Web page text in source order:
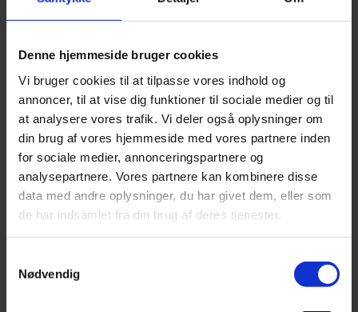
Denne hjemmeside bruger cookies
Vi bruger cookies til at tilpasse vores indhold og
annoncer, til at vise dig funktioner til sociale medier og til
at analysere vores trafik. Vi deler også oplysninger om
din brug af vores hjemmeside med vores partnere inden
for sociale medier, annonceringspartnere og
analysepartnere. Vores partnere kan kombinere disse
data med andre oplysninger, du har givet dem, eller som
de har indsamlet fra din brug af deres tjenester.
Nødvendig
OUR GUARANTEE
solutions and insurance-approved tracking.